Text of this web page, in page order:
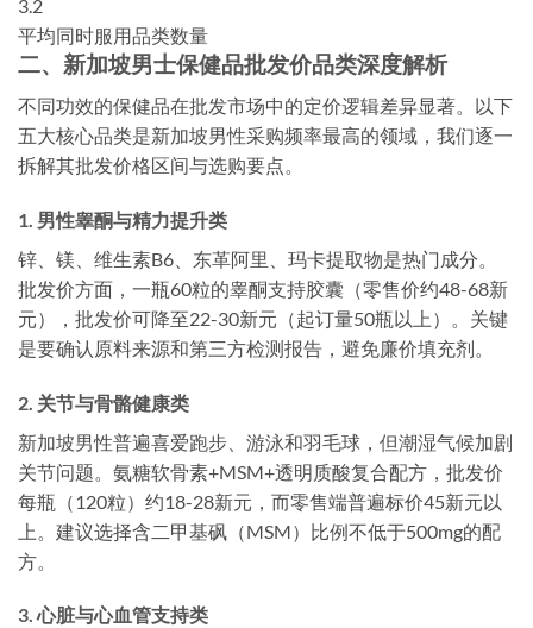
3.2
平均同时服用品类数量
二、新加坡男士保健品批发价品类深度解析
不同功效的保健品在批发市场中的定价逻辑差异显著。以下
五大核心品类是新加坡男性采购频率最高的领域，我们逐一
拆解其批发价格区间与选购要点。
1. 男性睾酮与精力提升类
锌、镁、维生素B6、东革阿里、玛卡提取物是热门成分。
批发价方面，一瓶60粒的睾酮支持胶囊（零售价约48-68新
元），批发价可降至22-30新元（起订量50瓶以上）。关键
是要确认原料来源和第三方检测报告，避免廉价填充剂。
2. 关节与骨骼健康类
新加坡男性普遍喜爱跑步、游泳和羽毛球，但潮湿气候加剧
关节问题。氨糖软骨素+MSM+透明质酸复合配方，批发价
每瓶（120粒）约18-28新元，而零售端普遍标价45新元以
上。建议选择含二甲基砜（MSM）比例不低于500mg的配
方。
3. 心脏与心血管支持类